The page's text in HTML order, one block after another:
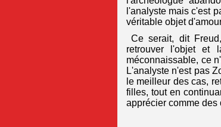
l'analyste mais c'est
véritable objet
Ce serait, dit
retrouver l'objet et
méconnaissable, ce
L'analyste n'est pas
le meilleur des cas,
filles, tout en
apprécier comme des